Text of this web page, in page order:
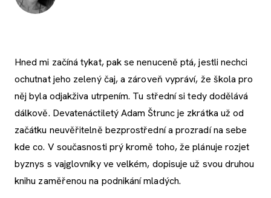
Hned mi začíná tykat, pak se nenuceně ptá, jestli nechci
ochutnat jeho zelený čaj, a zároveň vypráví, že škola pro
něj byla odjakživa utrpením. Tu střední si tedy dodělává
dálkově. Devatenáctiletý Adam Štrunc je zkrátka už od
začátku neuvěřitelně bezprostřední a prozradí na sebe
kde co. V současnosti prý kromě toho, že plánuje rozjet
byznys s vajglovníky ve velkém, dopisuje už svou druhou
knihu zaměřenou na podnikání mladých.